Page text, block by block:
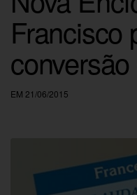
Francisco
EM 21/06/2015